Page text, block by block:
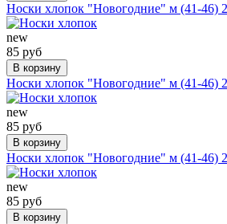
Носки хлопок "Новогодние" м (41-46)
new
85 руб
В корзину
Носки хлопок "Новогодние" м (41-46)
new
85 руб
В корзину
Носки хлопок "Новогодние" м (41-46)
new
85 руб
В корзину